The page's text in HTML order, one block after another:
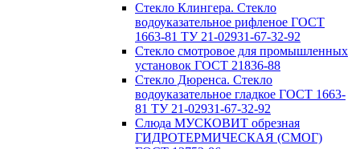
Стекло Клингера. Стекло
водоуказательное рифленое ГОСТ
1663-81 ТУ 21-02931-67-32-92
Стекло смотровое для промышленных
установок ГОСТ 21836-88
Стекло Дюренса. Стекло
водоуказательное гладкое ГОСТ 1663-
81 ТУ 21-02931-67-32-92
Слюда МУСКОВИТ обрезная
ГИДРОТЕРМИЧЕСКАЯ (СМОГ)